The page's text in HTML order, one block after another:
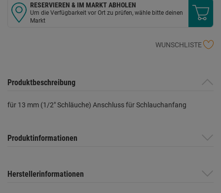
RESERVIEREN & IM MARKT ABHOLEN
Um die Verfügbarkeit vor Ort zu prüfen, wähle bitte deinen
Markt
WUNSCHLISTE
Produktbeschreibung
für 13 mm (1/2" Schläuche) Anschluss für Schlauchanfang
Produktinformationen
Herstellerinformationen